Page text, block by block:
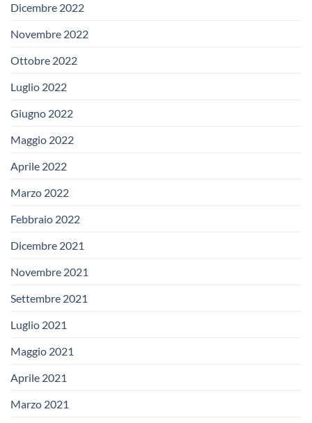
Dicembre 2022
Novembre 2022
Ottobre 2022
Luglio 2022
Giugno 2022
Maggio 2022
Aprile 2022
Marzo 2022
Febbraio 2022
Dicembre 2021
Novembre 2021
Settembre 2021
Luglio 2021
Maggio 2021
Aprile 2021
Marzo 2021